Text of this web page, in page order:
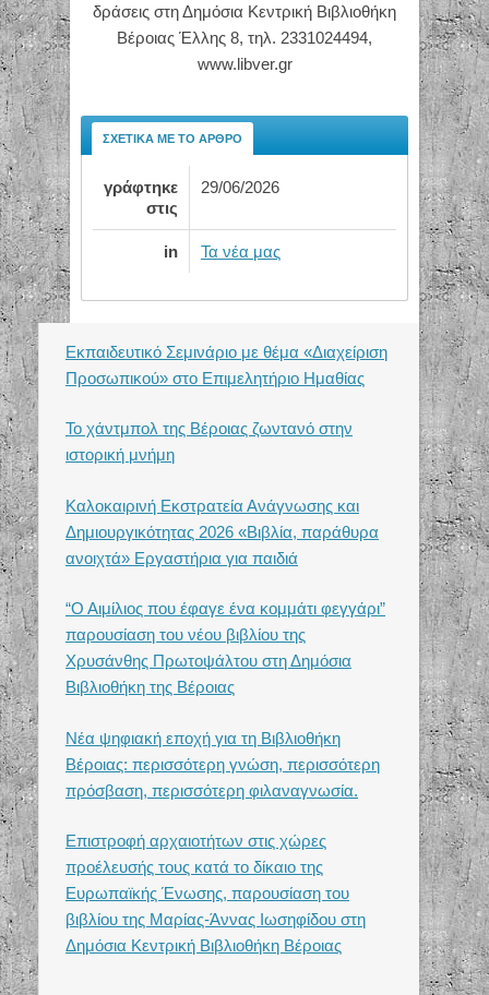
δράσεις στη Δημόσια Κεντρική Βιβλιοθήκη
Βέροιας Έλλης 8, τηλ. 2331024494,
www.libver.gr
ΣΧΕΤΙΚΆ ΜΕ ΤΟ ΆΡΘΡΟ
γράφτηκε
στις
29/06/2026
in Τα νέα μας
Εκπαιδευτικό Σεμινάριο με θέμα «Διαχείριση
Προσωπικού» στο Επιμελητήριο Ημαθίας
Το χάντμπολ της Βέροιας ζωντανό στην
ιστορική μνήμη
Καλοκαιρινή Εκστρατεία Ανάγνωσης και
Δημιουργικότητας 2026 «Βιβλία, παράθυρα
ανοιχτά» Εργαστήρια για παιδιά
“Ο Αιμίλιος που έφαγε ένα κομμάτι φεγγάρι”
παρουσίαση του νέου βιβλίου της
Χρυσάνθης Πρωτοψάλτου στη Δημόσια
Βιβλιοθήκη της Βέροιας
Νέα ψηφιακή εποχή για τη Βιβλιοθήκη
Βέροιας: περισσότερη γνώση, περισσότερη
πρόσβαση, περισσότερη φιλαναγνωσία.
Επιστροφή αρχαιοτήτων στις χώρες
προέλευσής τους κατά το δίκαιο της
Ευρωπαϊκής Ένωσης, παρουσίαση του
βιβλίου της Μαρίας-Άννας Ιωσηφίδου στη
Δημόσια Κεντρική Βιβλιοθήκη Βέροιας